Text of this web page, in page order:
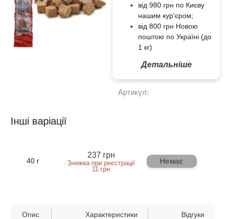
від 980 грн по Києву
нашим кур'єром;
від 800 грн Новою
поштою по Україні (до
1 кг)
Детальніше
Артикул:
Інші варіації
40 г
237 грн
Знижка при реєстрації
11 грн
Немає
Опис Характеристики Відгуки